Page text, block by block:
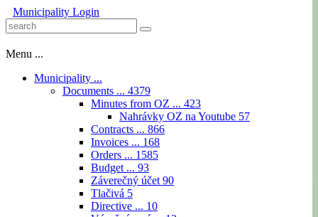
Municipality Login
Menu ...
Municipality ...
Documents ... 4379
Minutes from OZ ... 423
Nahrávky OZ na Youtube 57
Contracts ... 866
Invoices ... 168
Orders ... 1585
Budget ... 93
Záverečný účet 90
Tlačivá 5
Directive ... 10